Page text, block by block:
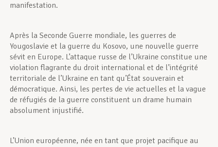
manifestation.
Après la Seconde Guerre mondiale, les guerres de
Yougoslavie et la guerre du Kosovo, une nouvelle guerre
sévit en Europe. L’attaque russe de l’Ukraine constitue une
violation flagrante du droit international et de l’intégrité
territoriale de l’Ukraine en tant qu’État souverain et
démocratique. Ainsi, les pertes de vie actuelles et la vague
de réfugiés de la guerre constituent un drame humain
absolument injustifié.
L’Union européenne, née en tant que projet pacifique au